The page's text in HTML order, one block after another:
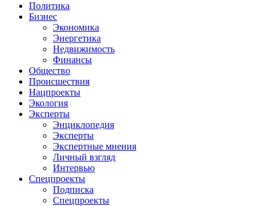
Политика
Бизнес
Экономика
Энергетика
Недвижимость
Финансы
Общество
Происшествия
Нацпроекты
Экология
Эксперты
Энциклопедия
Эксперты
Экспертные мнения
Личный взгляд
Интервью
Спецпроекты
Подписка
Спецпроекты